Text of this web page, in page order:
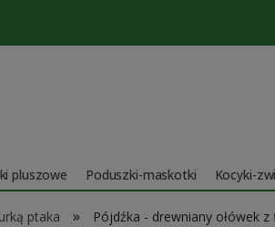
pluszowe Poduszki-maskotki Kocyki-
ptaka » Pójdźka - drewniany ołówek